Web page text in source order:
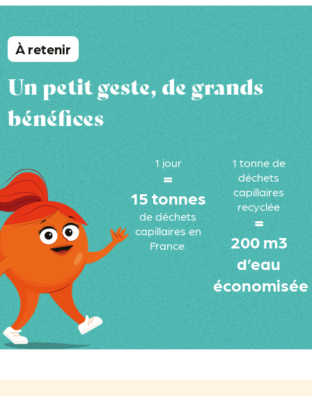
À retenir
Un petit geste, de grands
bénéfices
1 jour
=
15 tonnes
de déchets
capillaires en
France.
1 tonne de
déchets
capillaires
recyclée
=
200 m3
d’eau
économisée